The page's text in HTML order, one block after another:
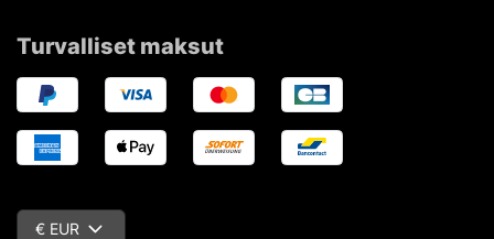
Turvalliset maksut
€ EUR